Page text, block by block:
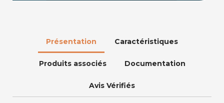
Présentation Caractéristiques
Produits associés Documentation
Avis Vérifiés